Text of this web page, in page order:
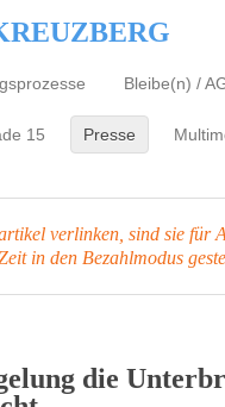
Bleibe(n) /
15 Presse
verlinken, sind sie für
in den Bezahlmodus
die